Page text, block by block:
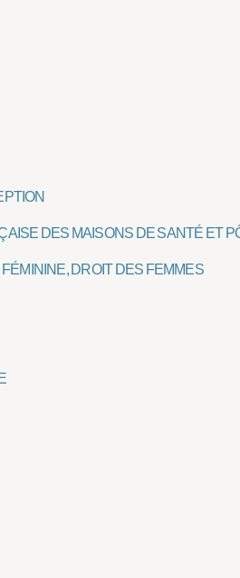
DES MAISONS DE SANTÉ ET
DROIT DES FEMMES